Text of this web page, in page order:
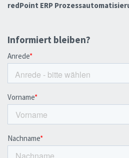
redPoint ERP
Informiert bleiben?